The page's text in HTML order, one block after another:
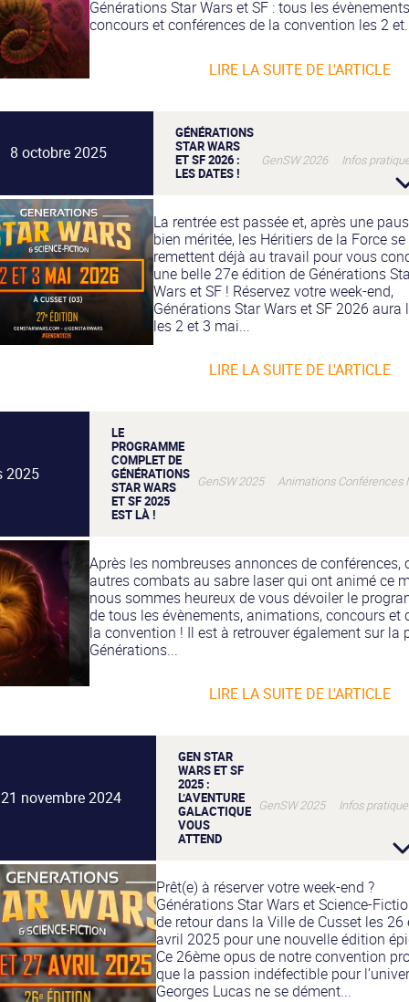
Générations Star Wars et SF : tous les
concours et conférences de la convention les 2
LIRE LA SUITE DE L'ARTICLE
8 octobre 2025
GÉNÉRATIONS
STAR WARS
ET SF 2026 :
LES DATES !
GenSW 2026 Infos
La rentrée est passée et, après une
bien méritée, les Héritiers de la Force se
remettent déjà au travail pour vous
une belle 27e édition de Générations
Wars et SF ! Réservez votre week-end,
Générations Star Wars et SF 2026 aura
les 2 et 3 mai...
LIRE LA SUITE DE L'ARTICLE
2025
LE
PROGRAMME
COMPLET DE
GÉNÉRATIONS
STAR WARS
ET SF 2025
EST LÀ !
GenSW 2025 Animations Conférences
Après les nombreuses annonces de conférences,
autres combats au sabre laser qui ont animé ce
nous sommes heureux de vous dévoiler le
de tous les évènements, animations, concours et
la convention ! Il est à retrouver également sur la
Générations...
LIRE LA SUITE DE L'ARTICLE
21 novembre 2024
GEN STAR
WARS ET SF
2025 :
L’AVENTURE
GALACTIQUE
VOUS
ATTEND
GenSW 2025 Infos
Prêt(e) à réserver votre week-end ?
Générations Star Wars et Science-
de retour dans la Ville de Cusset les 26
avril 2025 pour une nouvelle édition
Ce 26ème opus de notre convention
que la passion indéfectible pour
Georges Lucas ne se dément...